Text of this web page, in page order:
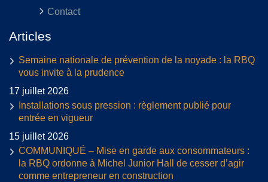
Contact
Articles
Semaine nationale de prévention de la noyade : la RBQ
vous invite à la prudence
17 juillet 2026
Installations sous pression : règlement publié pour
entrée en vigueur
15 juillet 2026
COMMUNIQUÉ – Mise en garde aux consommateurs :
la RBQ ordonne à Michel Junior Hall de cesser d’agir
comme entrepreneur en construction